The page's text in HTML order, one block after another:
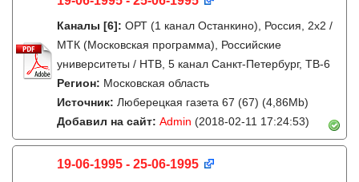
Каналы [6]: ОРТ (1 канал Останкино), Россия, 2x2 /
МТК (Московская программа), Российские
университеты / НТВ, 5 канал Санкт-Петербург, ТВ-6
Регион: Московская область
Источник: Люберецкая газета 67 (67) (4,86Mb)
Добавил на сайт: Admin (2018-02-11 17:24:53)
19-06-1995 - 25-06-1995